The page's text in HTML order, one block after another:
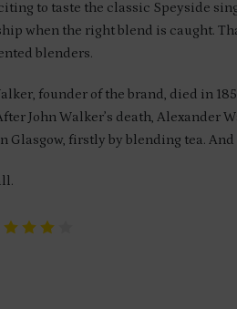
to taste the classic Speyside
when the right blend is caught.
blenders.
founder of the brand, died in
John Walker’s death, Alexander
Glasgow, firstly by blending tea.